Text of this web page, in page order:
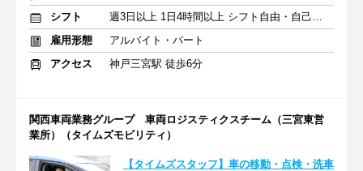
シフト
週3日以上 1日4時間以上 シフト自由・自己申告
雇用形態
アルバイト・パート
アクセス
神戸三宮駅 徒歩6分
関西車両業務グループ 車両ロジスティクスチーム（三宮東営
業所）（タイムズモビリティ）
【タイムズスタッフ】車の移動・点検・洗車